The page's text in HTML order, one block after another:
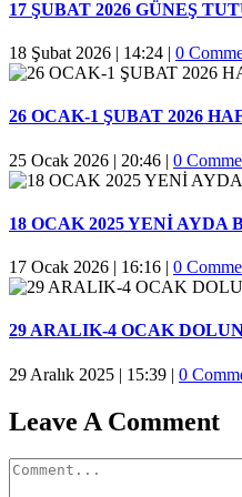
17 ŞUBAT 2026 GÜNEŞ
18 Şubat 2026 | 14:24 | 0
26 OCAK-1 ŞUBAT 2026
25 Ocak 2026 | 20:46 | 0
18 OCAK 2025 YENİ AYDA
17 Ocak 2026 | 16:16 | 0
29 ARALIK-4 OCAK
29 Aralık 2025 | 15:39 | 0
Leave A Comment
Comment